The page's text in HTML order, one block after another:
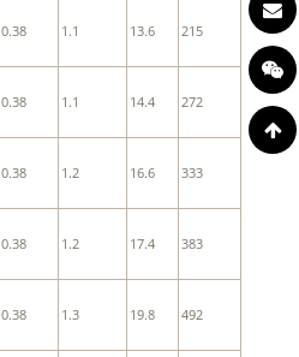
0.38 1.1 13.6 215
0.38 1.1 14.4 272
0.38 1.2 16.6 333
0.38 1.2 17.4 383
0.38 1.3 19.8 492